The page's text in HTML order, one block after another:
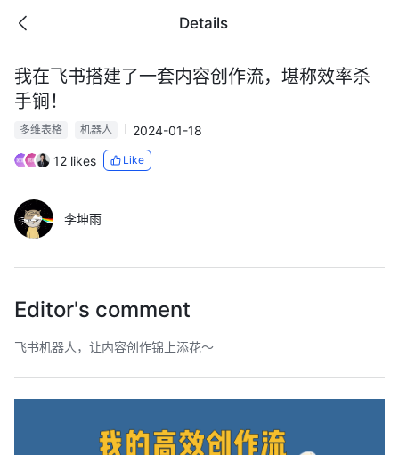
Details
我在飞书搭建了一套内容创作流，堪称效率杀
手锏！
多维表格 机器人
2024-01-18
12 likes
Like
李坤雨
Editor's comment
飞书机器人，让内容创作锦上添花～